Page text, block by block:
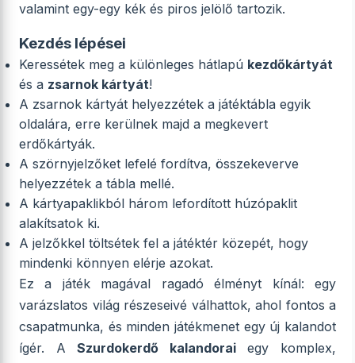
valamint egy-egy kék és piros jelölő tartozik.
Kezdés lépései
Keressétek meg a különleges hátlapú kezdőkártyát
és a zsarnok kártyát!
A zsarnok kártyát helyezzétek a játéktábla egyik
oldalára, erre kerülnek majd a megkevert
erdőkártyák.
A szörnyjelzőket lefelé fordítva, összekeverve
helyezzétek a tábla mellé.
A kártyapaklikból három lefordított húzópaklit
alakítsatok ki.
A jelzőkkel töltsétek fel a játéktér közepét, hogy
mindenki könnyen elérje azokat.
Ez a játék magával ragadó élményt kínál: egy
varázslatos világ részeseivé válhattok, ahol fontos a
csapatmunka, és minden játékmenet egy új kalandot
ígér. ASzurdokerdő kalandoraiegy komplex,